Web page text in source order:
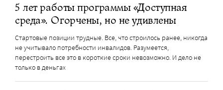
5 лет работы программы «Доступная
среда». Огорчены, но не удивлены
Стартовые позиции трудные. Все, что строилось ранее, никогда
не учитывало потребности инвалидов. Разумеется,
перестроить все это в короткие сроки невозможно. И дело не
только в деньгах